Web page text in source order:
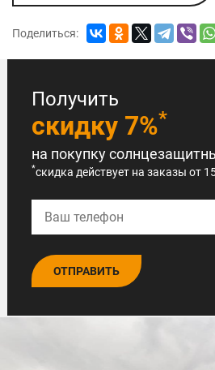
Поделиться:
Получить
скидку 7%*
на покупку
*скидка действует на заказы от
ОТПРАВИТЬ